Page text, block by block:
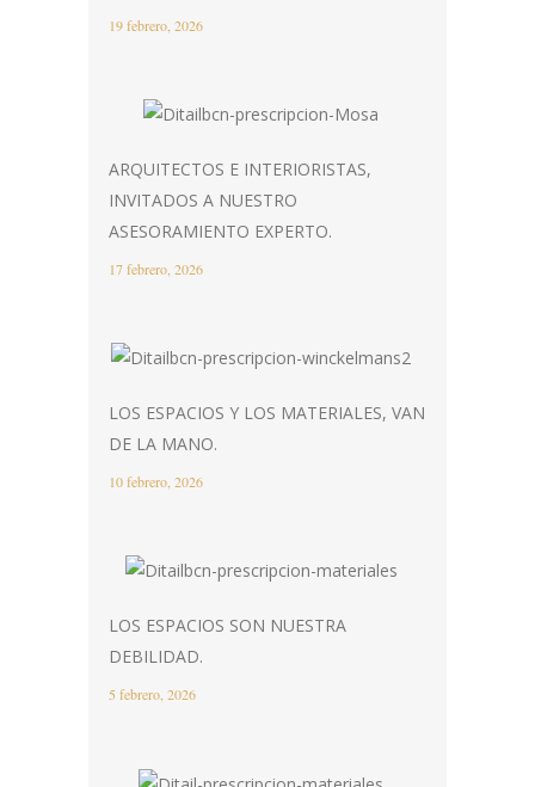
19 febrero, 2026
ARQUITECTOS E INTERIORISTAS,
INVITADOS A NUESTRO
ASESORAMIENTO EXPERTO.
17 febrero, 2026
LOS ESPACIOS Y LOS MATERIALES, VAN
DE LA MANO.
10 febrero, 2026
LOS ESPACIOS SON NUESTRA
DEBILIDAD.
5 febrero, 2026